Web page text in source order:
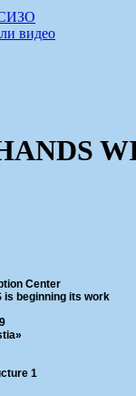
СИЗО
видео
Center
is beginning its work
1